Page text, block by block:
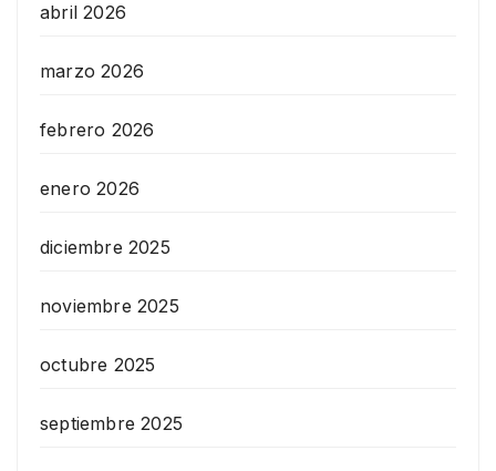
abril 2026
marzo 2026
febrero 2026
enero 2026
diciembre 2025
noviembre 2025
octubre 2025
septiembre 2025